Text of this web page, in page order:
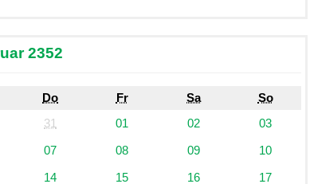
2352
Do Fr Sa
So
31 01 02
03
07 08 09
10
14 15 16
17